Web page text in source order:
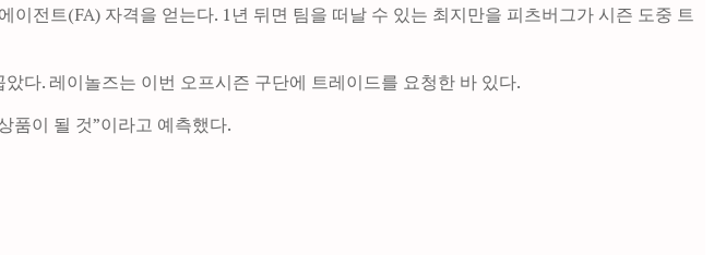
전트(FA) 자격을 얻는다. 1년 뒤면 팀을 떠날 수 있는 최지만을 피츠버그가 시즌 도중 트
다. 레이놀즈는 이번 오프시즌 구단에 트레이드를 요청한 바 있다.
품이 될 것”이라고 예측했다.